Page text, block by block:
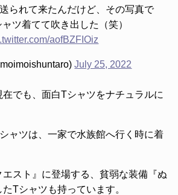
られて来たんだけど、その写真で
ツ着てて吹き出した（笑）
aofBZFIOiz
July 25, 2022
でも、面白Tシャツをナチュラルに
ャツは、一家で水族館へ行く時に着
スト』に登場する、貧弱な装備『ぬ
Tシャツも持っています。